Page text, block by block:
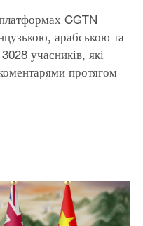
CGTN
арабською та
учасників, які
протягом